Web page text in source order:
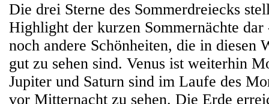
Die drei Sterne des Sommerdreiecks
Highlight der kurzen Sommernächte dar
noch andere Schönheiten, die in diesen
gut zu sehen sind. Venus ist weiterhin
Jupiter und Saturn sind im Laufe des
vor Mitternacht zu sehen. Die Erde